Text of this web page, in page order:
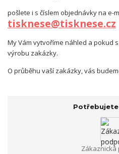
pošlete i s číslem objednávky na e-
tisknese@tisknese.cz
My Vám vytvoříme náhled a pokud
výrobu zakázky.
O průběhu vaší zakázky, vás
Zákaznická